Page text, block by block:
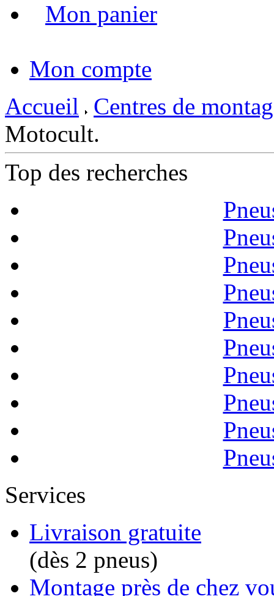
Mon panier
Mon compte
Accueil
Centres de
Motocult.
Top des recherches
Services
Livraison gratuite
(dès 2 pneus)
Montage près de chez